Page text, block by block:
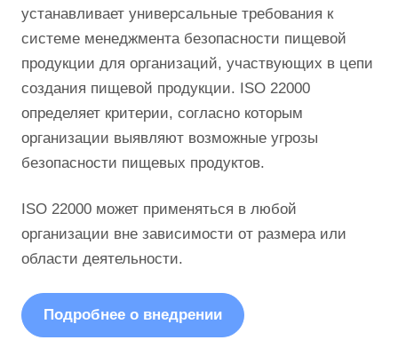
устанавливает универсальные требования к
системе менеджмента безопасности пищевой
продукции для организаций, участвующих в цепи
создания пищевой продукции. ISO 22000
определяет критерии, согласно которым
организации выявляют возможные угрозы
безопасности пищевых продуктов.
ISO 22000 может применяться в любой
организации вне зависимости от размера или
области деятельности.
Подробнее о внедрении